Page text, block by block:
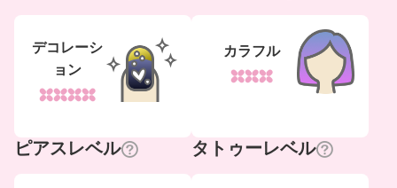
デコレーシ
ョン
カラフル
ピアスレベル タトゥーレベル